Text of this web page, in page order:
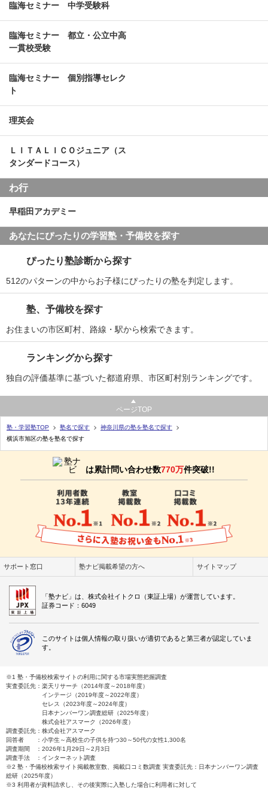
臨海セミナー 中学受験科
臨海セミナー 都立・公立中高
一貫校受験
臨海セミナー 個別指導セレク
ト
理英会
ＬＩＴＡＬＩＣＯジュニア（ス
タンダードコース）
わ行
早稲田アカデミー
あなたにぴったりの学習塾・予備校を探す
ぴったり塾診断から探す
512のパターンの中からお子様にぴったりの塾を判定します。
塾、予備校を探す
お住まいの市区町村、路線・駅から検索できます。
ランキングから探す
独自の評価基準に基づいた都道府県、市区町村別ランキングです。
ページTOP
塾・学習塾TOP 塾名で探す
神奈川県の塾を塾名で探す
横浜市旭区の塾を塾名で探す
は累計問い合わせ数770万件突破!!
サポート窓口 塾ナビ掲載希望の方へ サイトマップ
「塾ナビ」は、株式会社イトクロ（東証上場）が運営しています。
証券コード：6049
このサイトは個人情報の取り扱いが適切であると第三者が認定していま
す。
※1 塾・予備校検索サイトの利用に関する市場実態把握調査
実査委託先：楽天リサーチ（2014年度～2018年度）
インテージ（2019年度～2022年度）
セレス（2023年度～2024年度）
日本ナンバーワン調査総研（2025年度）
株式会社アスマーク（2026年度）
調査委託先：株式会社アスマーク
回答者 ：小学生～高校生の子供を持つ30～50代の女性1,300名
調査期間 ：2026年1月29日～2月3日
調査手法 ：インターネット調査
※2 塾・予備校検索サイト掲載教室数、掲載口コミ数調査 実査委託先：日本ナンバーワン調査
総研（2025年度）
※3 利用者が資料請求し、その後実際に入塾した場合に利用者に対して